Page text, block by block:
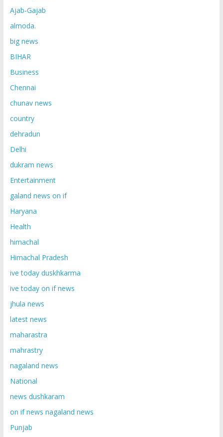
Ajab-Gajab
almoda.
big news
BIHAR
Business
Chennai
chunav news
country
dehradun
Delhi
dukram news
Entertainment
galand news on if
Haryana
Health
himachal
Himachal Pradesh
ive today duskhkarma
ive today on if news
jhula news
latest news
maharastra
mahrastry
nagaland news
National
news dushkaram
on if news nagaland news
Punjab